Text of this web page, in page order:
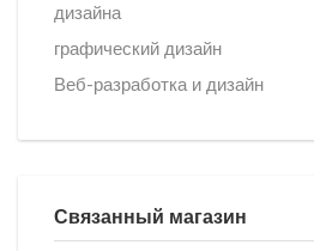
дизайна
графический дизайн
Веб-разработка и дизайн
Связанный магазин